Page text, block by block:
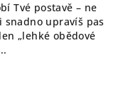
Tvé postavě – ne
snadno upravíš pas
„lehké obědové